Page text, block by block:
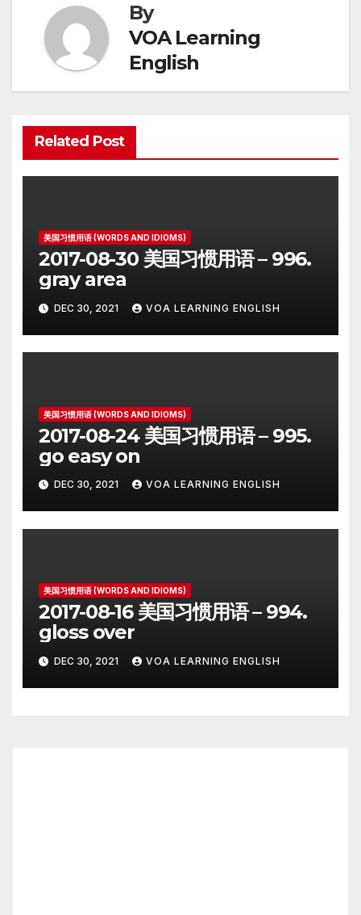
By
VOA Learning
English
Related Post
美国习惯用语 (WORDS AND IDIOMS)
2017-08-30 美国习惯用语 – 996.
gray area
DEC 30, 2021 VOA LEARNING ENGLISH
美国习惯用语 (WORDS AND IDIOMS)
2017-08-24 美国习惯用语 – 995.
go easy on
DEC 30, 2021 VOA LEARNING ENGLISH
美国习惯用语 (WORDS AND IDIOMS)
2017-08-16 美国习惯用语 – 994.
gloss over
DEC 30, 2021 VOA LEARNING ENGLISH